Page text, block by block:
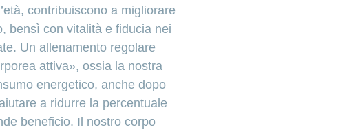
contribuiscono a migliorare
bensì con vitalità e fiducia nei
Un allenamento regolare
attiva», ossia la nostra
energetico, anche dopo
a ridurre la percentuale
beneficio. Il nostro corpo